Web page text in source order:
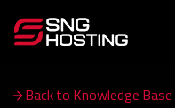
Back to Knowledge Base